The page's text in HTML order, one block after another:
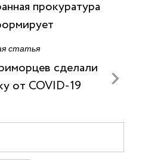
прокуратура
статья
сделали
от COVID-19